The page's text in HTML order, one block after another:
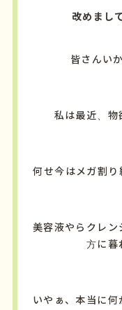
改めまし
皆さんい
私は最近、物
何せ今はメガ割
美容液やらクレン
方に暮
いやぁ、本当に